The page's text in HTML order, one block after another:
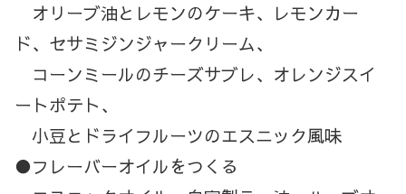
オリーブ油とレモンのケーキ、レモンカー
ド、セサミジンジャークリーム、
コーンミールのチーズサブレ、オレンジスイ
ートポテト、
小豆とドライフルーツのエスニック風味
●フレーバーオイルをつくる